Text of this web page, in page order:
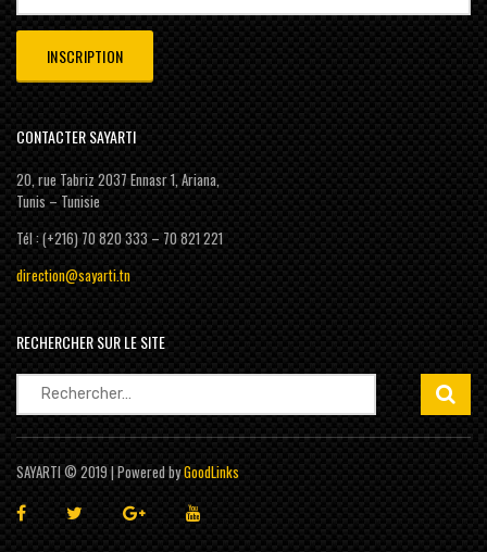
CONTACTER SAYARTI
20, rue Tabriz 2037 Ennasr 1, Ariana,
Tunis – Tunisie
Tél : (+216) 70 820 333 – 70 821 221
direction@sayarti.tn
RECHERCHER SUR LE SITE
Rechercher :
SAYARTI © 2019 | Powered byGoodLinks